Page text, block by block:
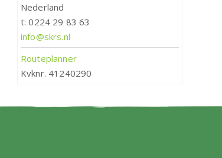
Nederland
t: 0224 29 83 63
info@skrs.nl
Routeplanner
Kvknr. 41240290